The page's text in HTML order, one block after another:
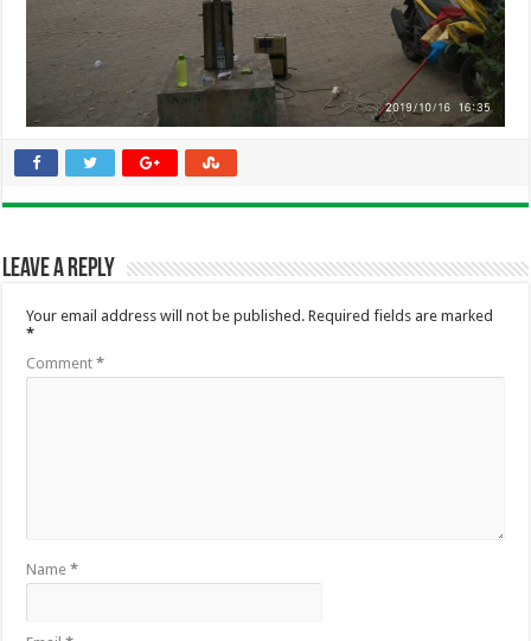
Leave a Reply
Your email address will not be published. Required fields are marked
*
Comment*
Name*